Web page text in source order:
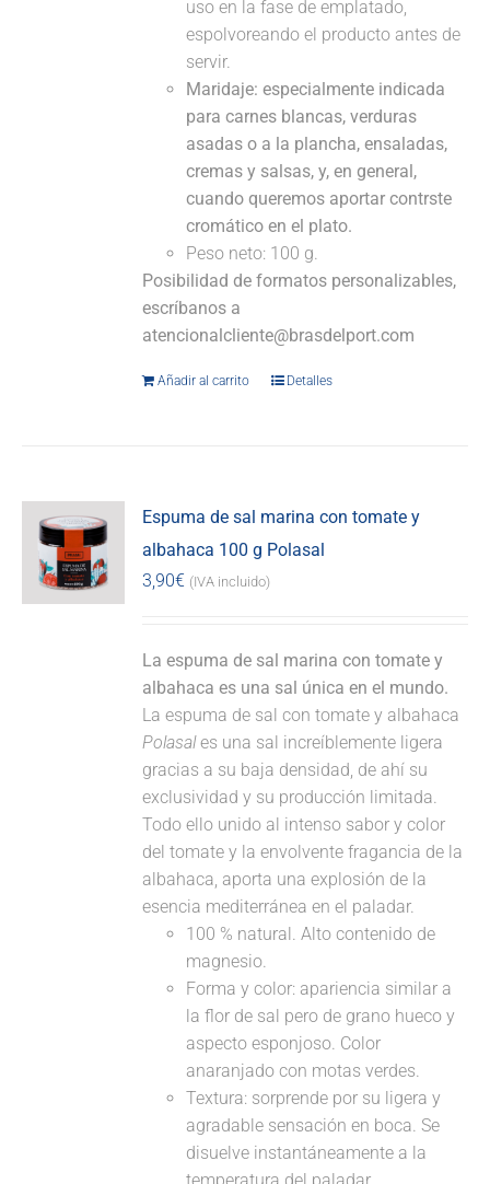
uso en la fase de emplatado,
espolvoreando el producto antes de
servir.
Maridaje: especialmente indicada
para carnes blancas, verduras
asadas o a la plancha, ensaladas,
cremas y salsas, y, en general,
cuando queremos aportar contrste
cromático en el plato.
Peso neto: 100 g.
Posibilidad de formatos personalizables,
escríbanos a
atencionalcliente@brasdelport.com
Añadir al carrito Detalles
Espuma de sal marina con tomate y
albahaca 100 g Polasal
3,90€ (IVA incluido)
La espuma de sal marina con tomate y
albahaca es una sal única en el mundo.
La espuma de sal con tomate y albahaca
Polasales una sal increíblemente ligera
gracias a su baja densidad, de ahí su
exclusividad y su producción limitada.
Todo ello unido al intenso sabor y color
del tomate y la envolvente fragancia de la
albahaca, aporta una explosión de la
esencia mediterránea en el paladar.
100 % natural. Alto contenido de
magnesio.
Forma y color: apariencia similar a
la flor de sal pero de grano hueco y
aspecto esponjoso. Color
anaranjado con motas verdes.
Textura: sorprende por su ligera y
agradable sensación en boca. Se
disuelve instantáneamente a la